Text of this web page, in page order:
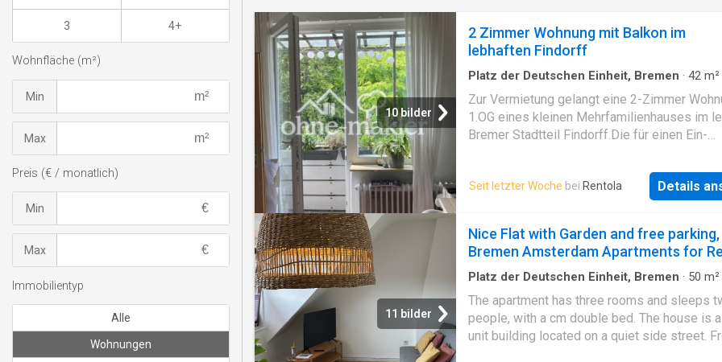
10 bilder
2 Zimmer Wohnung mit Balkon im
lebhaften Findorff
Platz der Deutschen Einheit, Bremen · 42 m²
Zur Vermietung gelangt eine 2-Zimmer
1.OG eines kleinen Mehrfamilienhauses im
Bremer Stadtteil Findorff.Die für einen Ein-
sich in einem Haus mit insgesamt vier
betritt die Wohnung und gelangt unmitbar ins
Wohnzimmer, welches den Dreh- und
übrigen Zimmern sowie zum Balkon. Dieser
den ruhigen und grünen Innenhof gerichtet
überdacht. Die Küche ist mit einer
versehen, die zur Wohnung gehört und zur
überlassen wird.Ebenso wie das
verfügt das zweite Zimmer, das Schlafzimmer,
ebenfalls über ein großes Fenster und bietet
Seit letzter Woche bei Rentola Details
11 bilder
Nice Flat with Garden and free parking,
Bremen Amsterdam Apartments for
Platz der Deutschen Einheit, Bremen · 50 m²
The apartment has three rooms and sleeps
people, with a cm double bed. The house is
unit building located on a quiet side street.
3 4+
Wohnfläche (m²)
Min
Max
Preis (€ / monatlich)
Min
Max
Immobilientyp
Alle
Wohnungen